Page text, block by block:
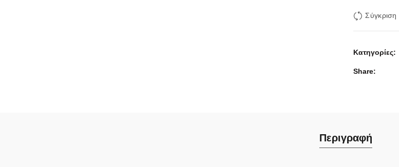
Σύγκριση
Κατηγορίες:
Share
Περιγραφή